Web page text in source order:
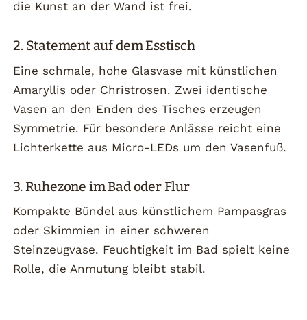
die Kunst an der Wand ist frei.
2. Statement auf dem Esstisch
Eine schmale, hohe Glasvase mit künstlichen
Amaryllis oder Christrosen. Zwei identische
Vasen an den Enden des Tisches erzeugen
Symmetrie. Für besondere Anlässe reicht eine
Lichterkette aus Micro-LEDs um den Vasenfuß.
3. Ruhezone im Bad oder Flur
Kompakte Bündel aus künstlichem Pampasgras
oder Skimmien in einer schweren
Steinzeugvase. Feuchtigkeit im Bad spielt keine
Rolle, die Anmutung bleibt stabil.